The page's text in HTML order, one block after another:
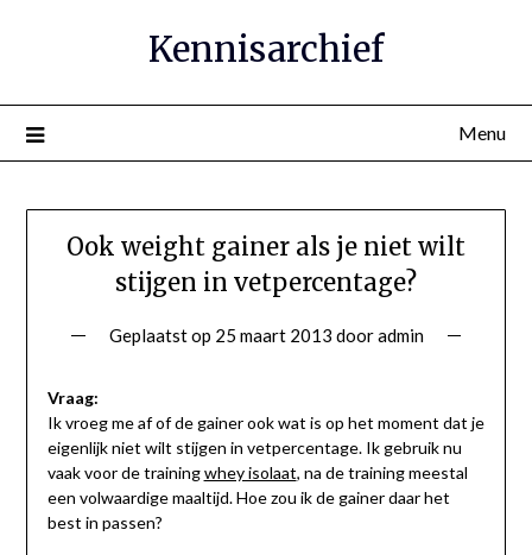
inhoud
Kennisarchief
Menu
Ook weight gainer als je niet wilt
stijgen in vetpercentage?
Geplaatst op 25 maart 2013 dooradmin
Vraag:
Ik vroeg me af of de gainer ook wat is op het moment dat je
eigenlijk niet wilt stijgen in vetpercentage. Ik gebruik nu
vaak voor de trainingwhey isolaat, na de training meestal
een volwaardige maaltijd. Hoe zou ik de gainer daar het
best in passen?